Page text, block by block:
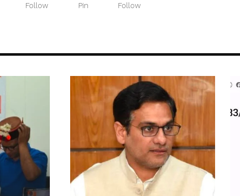
Follow Pin Follow